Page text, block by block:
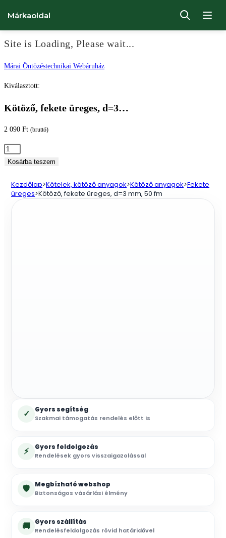
Site is Loading, Please wait...
Ugrás
Márai Öntözéstechnikai Webáruház
Márkaoldal
Kiválasztott:
Kötöző, fekete üreges, d=3…
2 090 Ft (bruttó)
Kötöző,
fekete
d=3
mm,
Kosárba teszem
Kezdőlap>Kötelek, kötöző anyagok>Kötöző anyagok>Fekete
üreges>Kötöző, fekete üreges, d=3 mm, 50 fm
✓ Gyors segítség
Szakmai támogatás rendelés előtt is
⚡ Gyors feldolgozás
Rendelések gyors visszaigazolással
🛡 Megbízható webshop
Biztonságos vásárlási élmény
🚚 Gyors szállítás
Rendelésfeldolgozás rövid határidővel